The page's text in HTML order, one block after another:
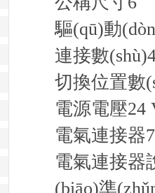
驅(qū)動
連接數(shù)
切換位置數
電源電壓24
電氣連接器
電氣連接器
(biāo)準